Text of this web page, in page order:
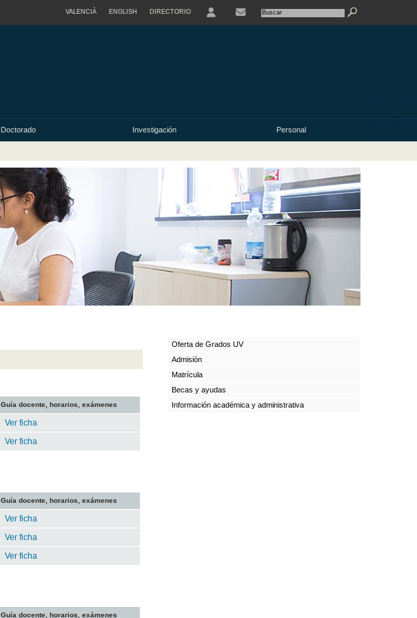
VALENCIÀ ENGLISH DIRECTORIO
Doctorado Investigación Personal
Guía docente, horarios, exámenes
Ver ficha
Ver ficha
Guía docente, horarios, exámenes
Ver ficha
Ver ficha
Ver ficha
Guía docente, horarios, exámenes
Oferta de Grados UV
Admisión
Matrícula
Becas y ayudas
Información académica y administrativa